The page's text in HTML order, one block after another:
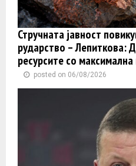
Стручната јавност
рударство – Лепиткова:
ресурсите со
posted on 06/08/2026